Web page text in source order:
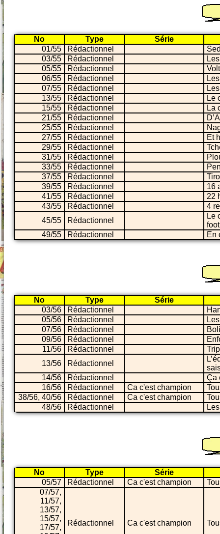
No Type
Série
01/55
Rédactionnel
03/55
Rédactionnel
05/55
Rédactionnel
06/55
Rédactionnel
07/55
Rédactionnel
13/55
Rédactionnel
Le
15/55
Rédactionnel
La
21/55
Rédactionnel
25/55
Rédactionnel
27/55
Rédactionnel
Et
29/55
Rédactionnel
31/55
Rédactionnel
33/55
Rédactionnel
37/55
Rédactionnel
39/55
Rédactionnel
16
41/55
Rédactionnel
22
43/55
Rédactionnel
4
45/55
Rédactionnel
Le
49/55
Rédactionnel En
No Type
Série
03/56
Rédactionnel
05/56
Rédactionnel
07/56
Rédactionnel
09/56
Rédactionnel
11/56
Rédactionnel
13/56
Rédactionnel
14/56
Rédactionnel
Ça
16/56
Rédactionnel Ca c'est champion
38/56, 40/56
Rédactionnel Ca c'est champion
48/56
Rédactionnel
No Type
Série
05/57
Rédactionnel Ca c'est champion
07/57,
11/57,
13/57,
15/57,
17/57,
Rédactionnel Ca c'est champion